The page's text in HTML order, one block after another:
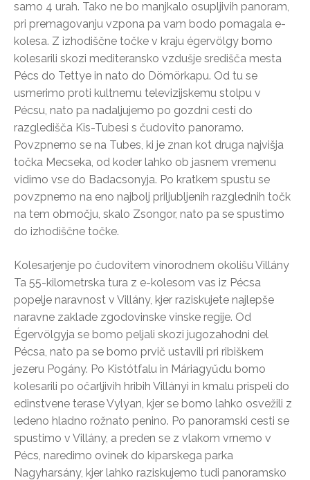
samo 4 urah. Tako ne bo manjkalo osupljivih panoram,
pri premagovanju vzpona pa vam bodo pomagala e-
kolesa. Z izhodiščne točke v kraju égervölgy bomo
kolesarili skozi mediteransko vzdušje središča mesta
Pécs do Tettye in nato do Dömörkapu. Od tu se
usmerimo proti kultnemu televizijskemu stolpu v
Pécsu, nato pa nadaljujemo po gozdni cesti do
razgledišča Kis-Tubesi s čudovito panoramo.
Povzpnemo se na Tubes, ki je znan kot druga najvišja
točka Mecseka, od koder lahko ob jasnem vremenu
vidimo vse do Badacsonyja. Po kratkem spustu se
povzpnemo na eno najbolj priljubljenih razglednih točk
na tem območju, skalo Zsongor, nato pa se spustimo
do izhodiščne točke.
Kolesarjenje po čudovitem vinorodnem okolišu Villány
Ta 55-kilometrska tura z e-kolesom vas iz Pécsa
popelje naravnost v Villány, kjer raziskujete najlepše
naravne zaklade zgodovinske vinske regije. Od
Égervölgyja se bomo peljali skozi jugozahodni del
Pécsa, nato pa se bomo prvič ustavili pri ribiškem
jezeru Pogány. Po Kistótfalu in Máriagyűdu bomo
kolesarili po očarljivih hribih Villányi in kmalu prispeli do
edinstvene terase Vylyan, kjer se bomo lahko osvežili z
ledeno hladno rožnato penino. Po panoramski cesti se
spustimo v Villány, a preden se z vlakom vrnemo v
Pécs, naredimo ovinek do kiparskega parka
Nagyharsány, kjer lahko raziskujemo tudi panoramsko